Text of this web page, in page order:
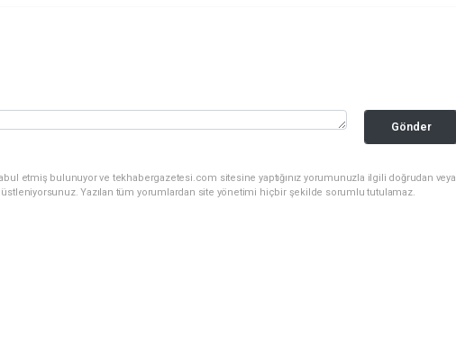
Gönder
etmiş bulunuyor ve tekhabergazetesi.com sitesine yaptığınız yorumunuzla ilgili doğrudan veya
üstleniyorsunuz. Yazılan tüm yorumlardan site yönetimi hiçbir şekilde sorumlu tutulamaz.